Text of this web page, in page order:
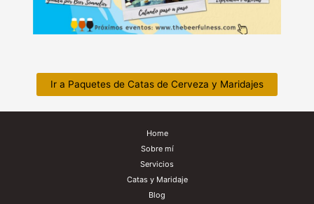
Ir a Paquetes de Catas de Cerveza y Maridajes
Home
Sobre mí
Servicios
Catas y Maridaje
Blog